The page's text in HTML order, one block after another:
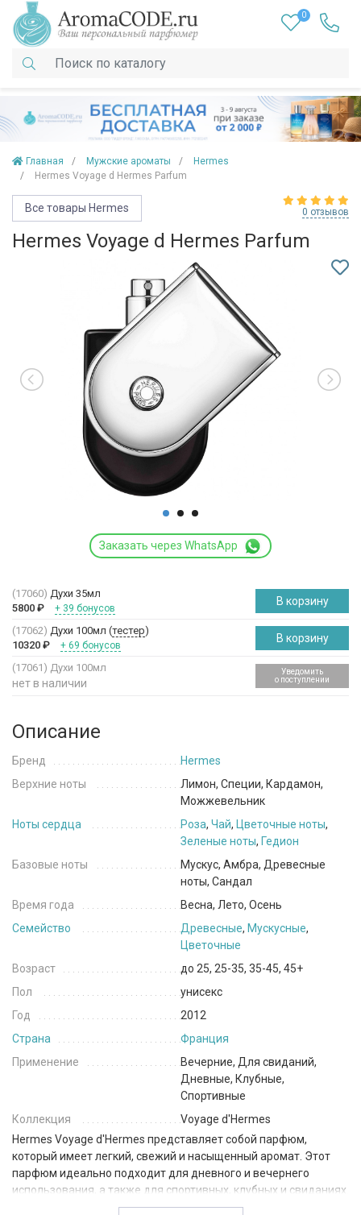
0
Главная Мужские ароматы
Hermes
Hermes Voyage d Hermes Parfum
Все товары Hermes 0 отзывов
Hermes Voyage d Hermes Parfum
Заказать через WhatsApp
(17060) Духи 35мл
5800 ₽ + 39 бонусов
В корзину
(17062) Духи 100мл (тестер)
10320 ₽ + 69 бонусов
В корзину
(17061) Духи 100мл
нет в наличии
Уведомить
о поступлении
Описание
Бренд
Hermes
Верхние ноты
Лимон, Специи, Кардамон,
Можжевельник
Ноты сердца
Роза, Чай, Цветочные ноты,
Зеленые ноты, Гедион
Базовые ноты
Мускус, Амбра, Древесные
ноты, Сандал
Время года
Весна, Лето, Осень
Семейство
Древесные, Мускусные,
Цветочные
Возраст
до 25, 25-35, 35-45, 45+
Пол
унисекс
Год
2012
Страна
Франция
Применение
Вечерние, Для свиданий,
Дневные, Клубные,
Спортивные
Коллекция
Voyage d'Hermes
Hermes Voyage d'Hermes представляет собой парфюм,
который имеет легкий, свежий и насыщенный аромат. Этот
парфюм идеально подходит для дневного и вечернего
использования, а также для спортивных, клубных и свиданиях.